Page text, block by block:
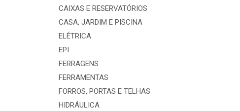
CAIXAS E RESERVATÓRIOS
CASA, JARDIM E PISCINA
ELÉTRICA
EPI
FERRAGENS
FERRAMENTAS
FORROS, PORTAS E TELHAS
HIDRÁULICA